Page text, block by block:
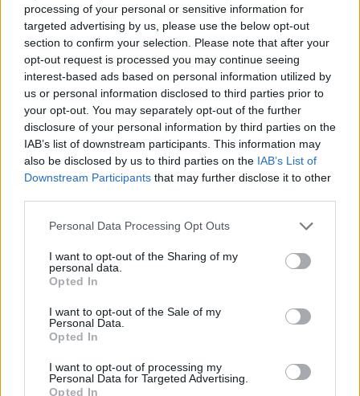
processing of your personal or sensitive information for
targeted advertising by us, please use the below opt-out
section to confirm your selection. Please note that after your
opt-out request is processed you may continue seeing
interest-based ads based on personal information utilized by
us or personal information disclosed to third parties prior to
your opt-out. You may separately opt-out of the further
disclosure of your personal information by third parties on the
IAB’s list of downstream participants. This information may
also be disclosed by us to third parties on the IAB’s List of
Downstream Participants that may further disclose it to other
Personal Data Processing Opt Outs
I want to opt-out of the Sharing of my
personal data.
Opted In
I want to opt-out of the Sale of my
Personal Data.
Opted In
I want to opt-out of processing my
Personal Data for Targeted Advertising.
Opted In
De eerste Míchel-dagen bij Ajax: Blind coacht,
Gloukh krijgt standje en Ceballos wordt gebeld
Steur kiest voor Newcastle na gemiste
duidelijkheid bij Ajax
Blind kan bij Ajax de speler naast Míchel worden
“Twente was toen niet haalbaar”: Weghorst blikt
duidelijker
de route naar PEC eruit
met lege handen achter